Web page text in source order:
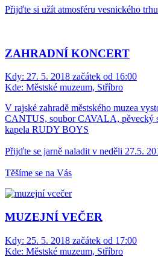
Přijďte si užít atmosféru vesnického
ZAHRADNÍ KONCERT
Kdy: 27. 5. 2018 začátek od 16:00
Kde: Městské muzeum, Stříbro
V rajské zahradě městského muzea
CANTUS, soubor CAVALA, pěvecký
kapela RUDY BOYS
Přijďte se jarně naladit v neděli 27.5.
Těšíme se na Vás
MUZEJNÍ VEČER
Kdy: 25. 5. 2018 začátek od 17:00
Kde: Městské muzeum, Stříbro